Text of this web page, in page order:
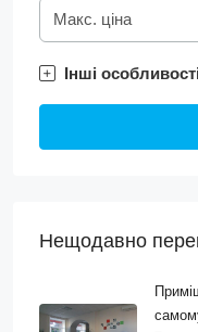
Інші особливості
Нещодавно